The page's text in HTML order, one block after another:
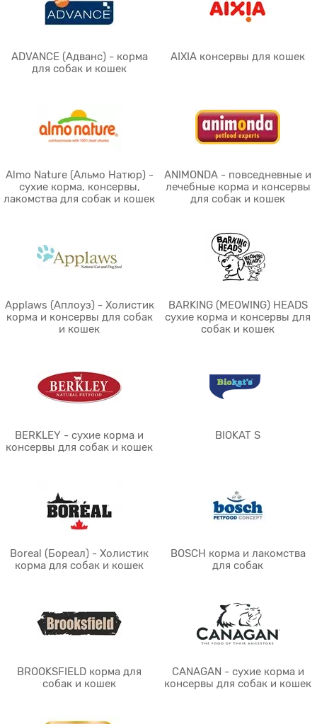
ADVANCE (Адванс) - корма
для собак и кошек
AIXIA консервы для кошек
Almo Nature (Альмо Натюр) -
сухие корма, консервы,
лакомства для собак и кошек
ANIMONDA - повседневные и
лечебные корма и консервы
для собак и кошек
Applaws (Аплоуз) - Холистик
корма и консервы для собак
и кошек
BARKING (MEOWING) HEADS
сухие корма и консервы для
собак и кошек
BERKLEY - сухие корма и
консервы для собак и кошек
BIOKAT S
Boreal (Бореал) - Холистик
корма для собак и кошек
BOSCH корма и лакомства
для собак
BROOKSFIELD корма для
собак и кошек
CANAGAN - сухие корма и
консервы для собак и кошек